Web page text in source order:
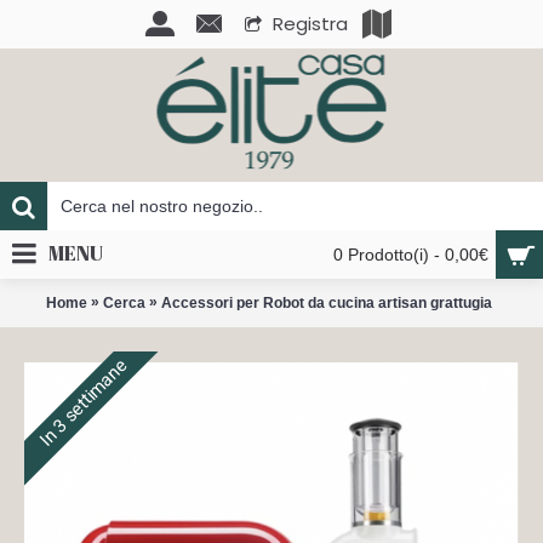
Registra
0 Prodotto(i) - 0,00€
MENU
Home » Cerca » Accessori per Robot da cucina artisan grattugia
In 3 settimane